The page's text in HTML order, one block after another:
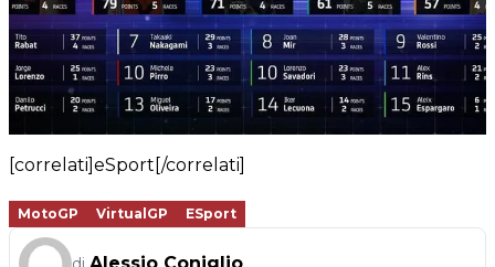
[correlati]eSport[/correlati]
MotoGP VirtualGP ESport